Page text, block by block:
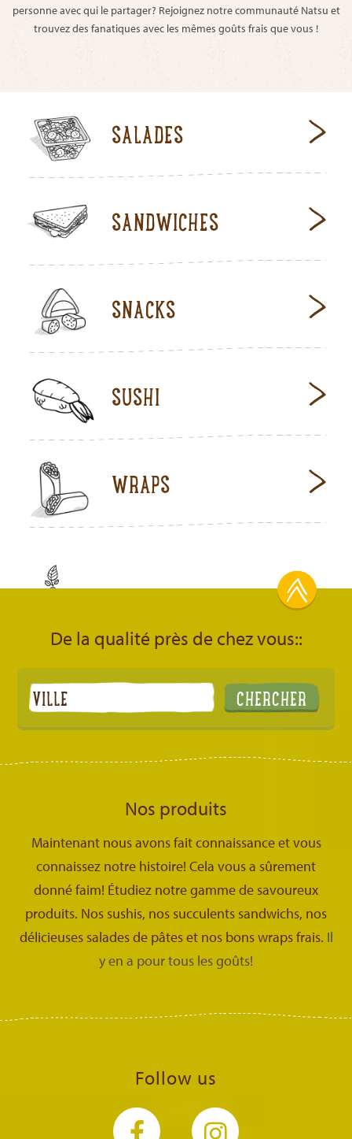
personne avec qui le partager? Rejoignez notre communauté Natsu et
trouvez des fanatiques avec les mêmes goûts frais que vous !
SALADES
SANDWICHES
SNACKS
SUSHI
WRAPS
De la qualité près de chez vous::
Nos produits
Maintenant nous avons fait connaissance et vous
connaissez notre histoire! Cela vous a sûrement
donné faim! Étudiez notre gamme de savoureux
produits. Nos sushis, nos succulents sandwichs, nos
délicieuses salades de pâtes et nos bons wraps frais. Il
y en a pour tous les goûts!
Follow us